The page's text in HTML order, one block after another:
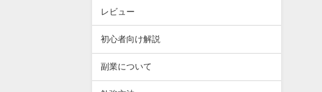
レビュー
初心者向け解説
副業について